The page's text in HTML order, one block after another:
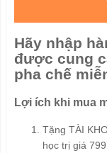
Hãy nhập
được cung
pha chế
Lợi ích khi mua
Tặng TÀI
học trị giá